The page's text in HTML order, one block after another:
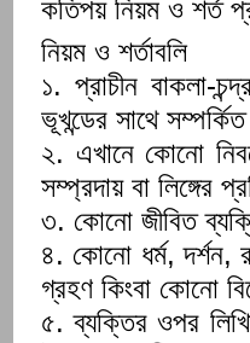
কতিপয় নিয়ম ও শর্ত
নিয়ম ও শর্তাবলি
১. প্রাচীন বাকলা-
ভূখন্ডের সাথে
২. এখানে কোনো
সম্প্রদায় বা লিঙ্গের
৩. কোনো জীবিত
৪. কোনো ধর্ম, দর্শন,
গ্রহণ কিংবা কোনো
৫. ব্যক্তির ওপর